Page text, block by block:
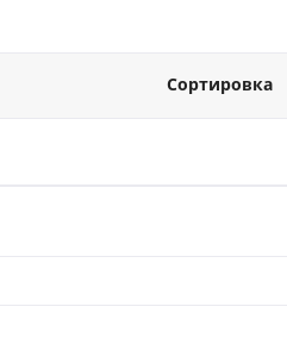
Сортировка